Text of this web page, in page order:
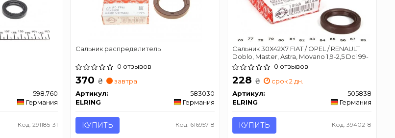
598.760
Германия
Код: 291185-31
Сальник распределитель
0 отзывов
370 ₴
завтра
Артикул:
583030
ELRING
Германия
КУПИТЬ Код: 616957-8
Сальник 30X42X7 FIAT / OPEL / RENAULT
Doblo, Master, Astra, Movano 1,9-2,5 Dci 99-
0 отзывов
228 ₴
срок 2 дн.
Артикул:
505838
ELRING
Германия
КУПИТЬ Код: 39402-8